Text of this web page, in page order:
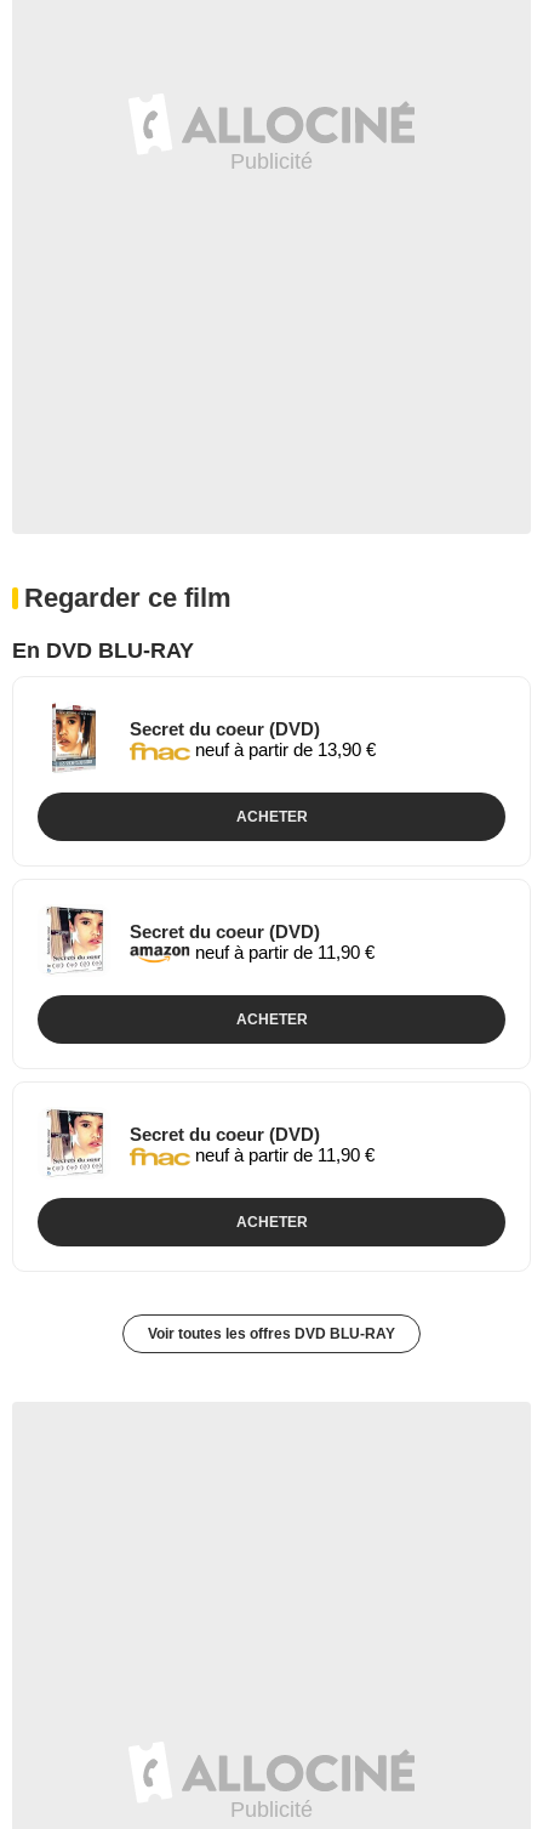
Regarder ce film
En DVD BLU-RAY
Secret du coeur (DVD)
neuf à partir de 13,90 €
ACHETER
Secret du coeur (DVD)
neuf à partir de 11,90 €
ACHETER
Secret du coeur (DVD)
neuf à partir de 11,90 €
ACHETER
Voir toutes les offres DVD BLU-RAY